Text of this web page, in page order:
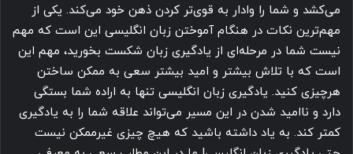
می‌کشد و شما را وادار به قوی‌تر کردن ذهن خود می‌کند. یکی از
مهم‌ترین نکات در هنگام آموختن زبان انگلیسی این است که مهم
نیست شما در مرحله‌ای از یادگیری زبان شکست بخورید، مهم این
است که با تلاش بیشتر و امید بیشتر سعی به ممکن ساختن
هرچیزی کنید. یادگیری زبان انگلیسی تنها به اراده شما بستگی
دارد و ناامید شدن در این مسیر می‌تواند علاقه شما را به یادگیری
کمتر کند. به یاد داشته باشید که هیچ چیزی غیرممکن نیست